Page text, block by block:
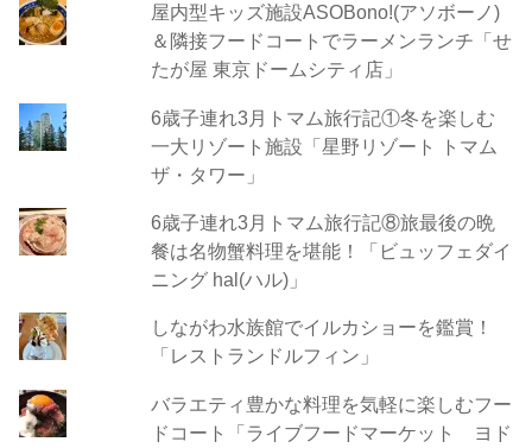
屋内型キッズ施設ASOBono!(アソボーノ)
＆隣接フードコートでラーメンランチ「せ
たが屋 東京ドームシティ店」
6歳子連れ3月トマム旅行記①冬を楽しむ
一大リゾート施設「星野リゾート トマム
ザ・タワー」
6歳子連れ3月トマム旅行記⑧旅最後の晩
餐は名物蟹料理を堪能！「ビュッフェダイ
ニング hal(ハル)」
しながわ水族館でイルカショーを鑑賞！
「レストランドルフィン」
バラエティ豊かな料理を気軽に楽しむフー
ドコート「ライブフードマーケット ヨド